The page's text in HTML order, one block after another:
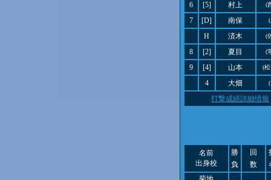
6 [5] 村上 (
7 [D] 南保
H 済木 (
8 [2] 夏目 (
9 [4] 山本 (
4 大畑
打撃成績詳細情報
名前
出身校
勝
負
回
数